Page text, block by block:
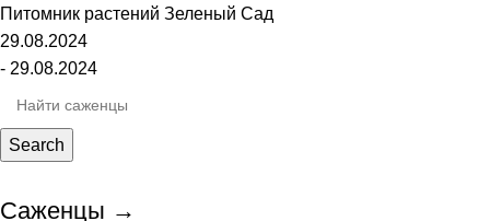
Питомник растений Зеленый Сад
29.08.2024
- 29.08.2024
Search
Саженцы →